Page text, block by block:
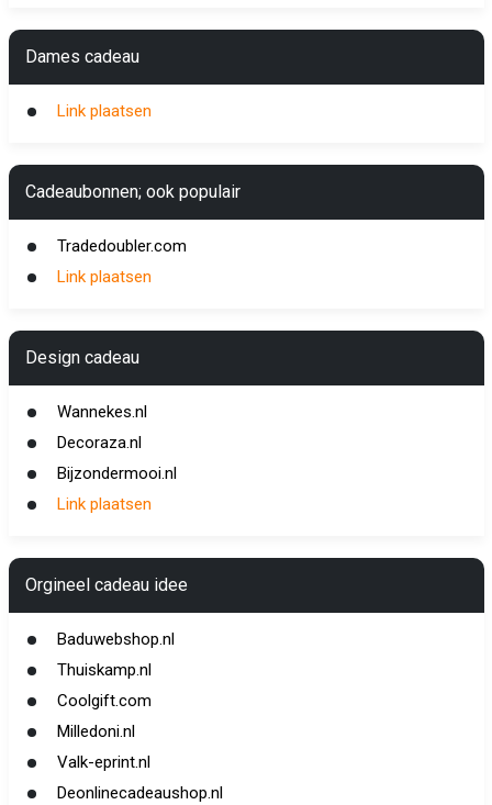
Dames cadeau
Link plaatsen
Cadeaubonnen; ook populair
Tradedoubler.com
Link plaatsen
Design cadeau
Wannekes.nl
Decoraza.nl
Bijzondermooi.nl
Link plaatsen
Orgineel cadeau idee
Baduwebshop.nl
Thuiskamp.nl
Coolgift.com
Milledoni.nl
Valk-eprint.nl
Deonlinecadeaushop.nl